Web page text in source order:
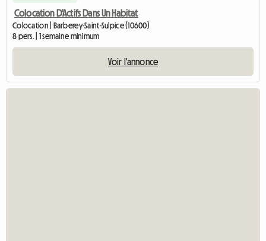
Colocation D'Actifs Dans Un Habitat
Colocation | Barberey-Saint-Sulpice (10600)
8 pers. | 1 semaine minimum
Voir l'annonce